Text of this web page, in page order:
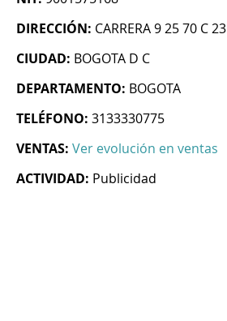
DIRECCIÓN: CARRERA 9 25 70 C 23
CIUDAD: BOGOTA D C
DEPARTAMENTO: BOGOTA
TELÉFONO: 3133330775
VENTAS: Ver evolución en ventas
ACTIVIDAD: Publicidad